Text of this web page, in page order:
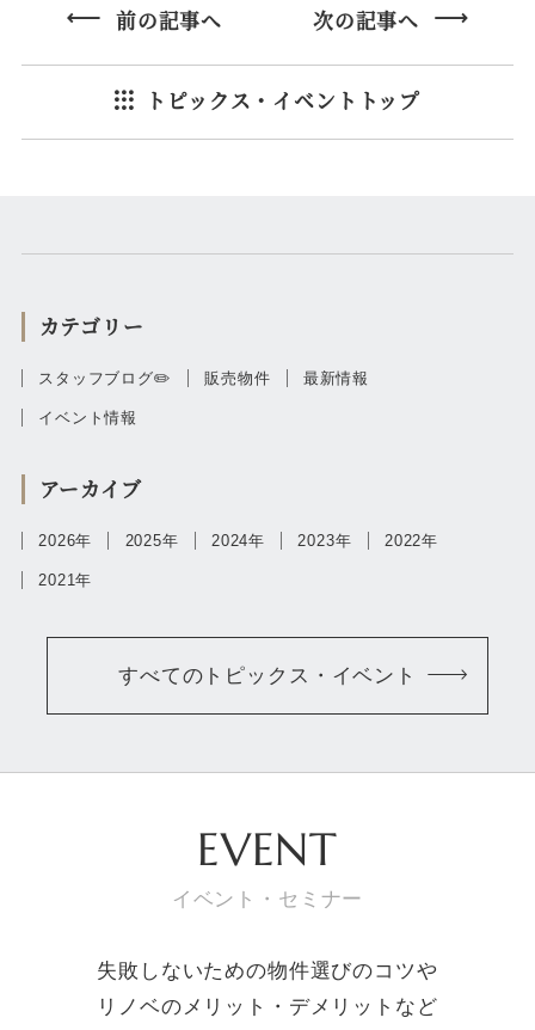
前の記事へ
トピックス・イベントトップ
次の記事へ
すべてのトピックス・イベント
カテゴリー
スタッフブログ✏️ 販売物件 最新情報
イベント情報
アーカイブ
2026年 2025年 2024年 2023年 2022年
2021年
EVENT
イベント・セミナー
失敗しないための物件選びのコツや
リノベのメリット・デメリットなど